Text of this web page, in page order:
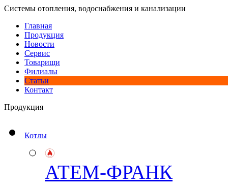
Системы отопления, водоснабжения и канализации
Главная
Продукция
Новости
Сервис
Товарищи
Филиалы
Статьи
Контакт
Продукция
Котлы
АТЕМ-ФРАНК